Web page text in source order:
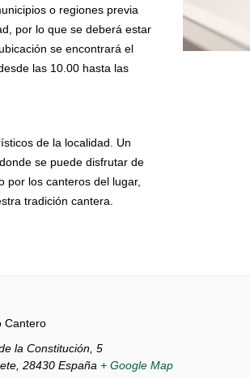
o regiones previa
por lo que se deberá estar
se encontrará el
las 10.00 hasta las
de la localidad. Un
se puede disfrutar de
por los canteros del lugar,
tradición cantera.
Cantero
la Constitución, 5
28430 España + Google Map